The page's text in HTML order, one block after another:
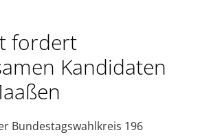
fordert
Kandidaten
Bundestagswahlkreis 196